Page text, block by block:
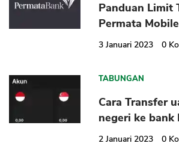
Panduan Limit
Permata
3 Januari 2023 0
TABUNGAN
Cara Transfer
negeri ke bank
2 Januari 2023 0